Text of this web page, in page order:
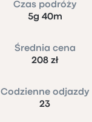
Czas podróży
5g 40m
Średnia cena
208 zł
Codzienne odjazdy
23